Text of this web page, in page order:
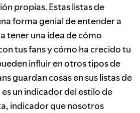
propias. Estas listas de
forma genial de entender a
tener una idea de cómo
tus fans y cómo ha crecido tu
influir en otros tipos de
guardan cosas en sus listas de
un indicador del estilo de
indicador que nosotros